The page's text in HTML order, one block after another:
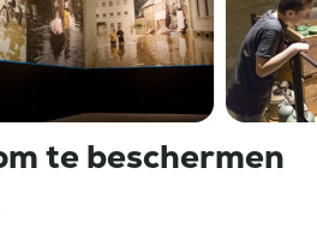
te beschermen